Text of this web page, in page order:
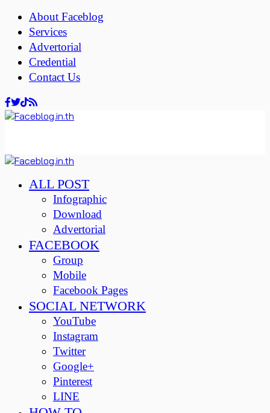
About Faceblog
Services
Advertorial
Credential
Contact Us
ALL POST
Infographic
Download
Advertorial
FACEBOOK
Group
Mobile
Facebook Pages
SOCIAL NETWORK
YouTube
Instagram
Twitter
Google+
Pinterest
LINE